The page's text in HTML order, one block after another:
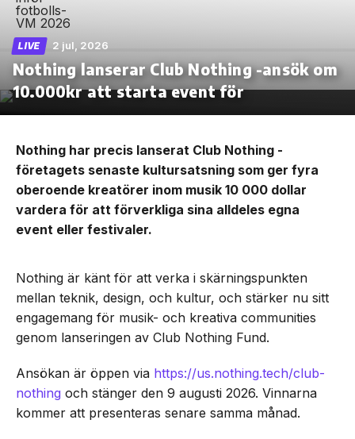
LIVE 2 jul, 2026
Nothing lanserar Club Nothing -ansök om
10.000kr att starta event för
Nothing har precis lanserat Club Nothing -
företagets senaste kultursatsning som ger fyra
oberoende kreatörer inom musik 10 000 dollar
vardera för att förverkliga sina alldeles egna
event eller festivaler.
Nothing är känt för att verka i skärningspunkten
mellan teknik, design, och kultur, och stärker nu sitt
engagemang för musik- och kreativa communities
genom lanseringen av Club Nothing Fund.
Ansökan är öppen via https://us.nothing.tech/club-
nothing och stänger den 9 augusti 2026. Vinnarna
kommer att presenteras senare samma månad.